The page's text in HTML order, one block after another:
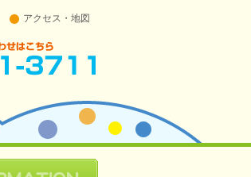
アクセス・地図
はこちら 093-671-